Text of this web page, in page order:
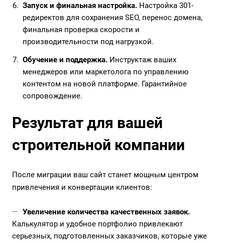
Запуск и финальная настройка. Настройка 301-
редиректов для сохранения SEO, перенос домена,
финальная проверка скорости и
производительности под нагрузкой.
Обучение и поддержка. Инструктаж ваших
менеджеров или маркетолога по управлению
контентом на новой платформе. Гарантийное
сопровождение.
Результат для вашей
строительной компании
После миграции ваш сайт станет мощным центром
привлечения и конвертации клиентов:
Увеличение количества качественных заявок.
Калькулятор и удобное портфолио привлекают
серьезных, подготовленных заказчиков, которые уже